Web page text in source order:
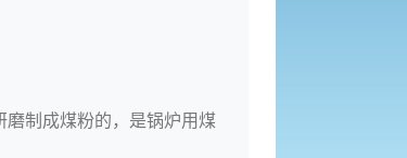
制成煤粉的，是锅炉用煤